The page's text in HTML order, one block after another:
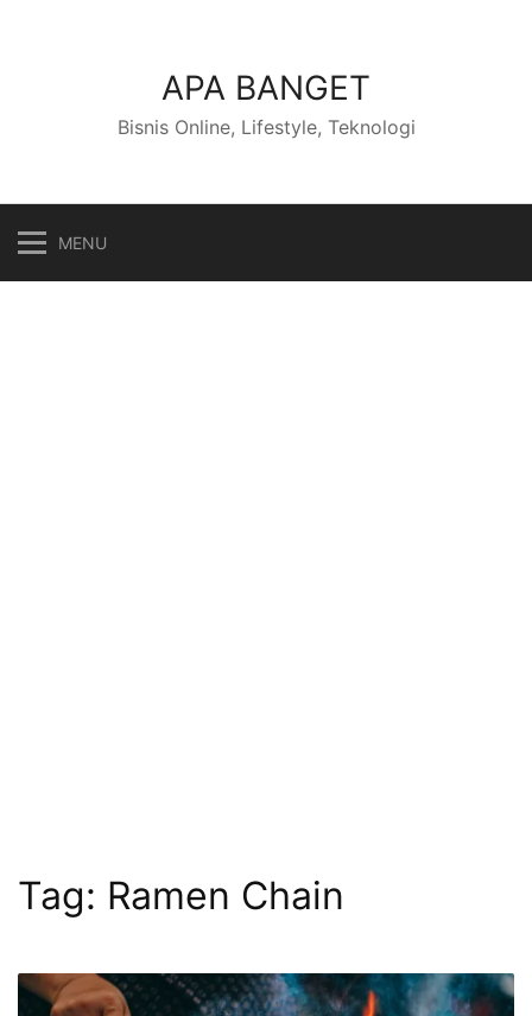
APA BANGET
Bisnis Online, Lifestyle, Teknologi
MENU
Tag: Ramen Chain